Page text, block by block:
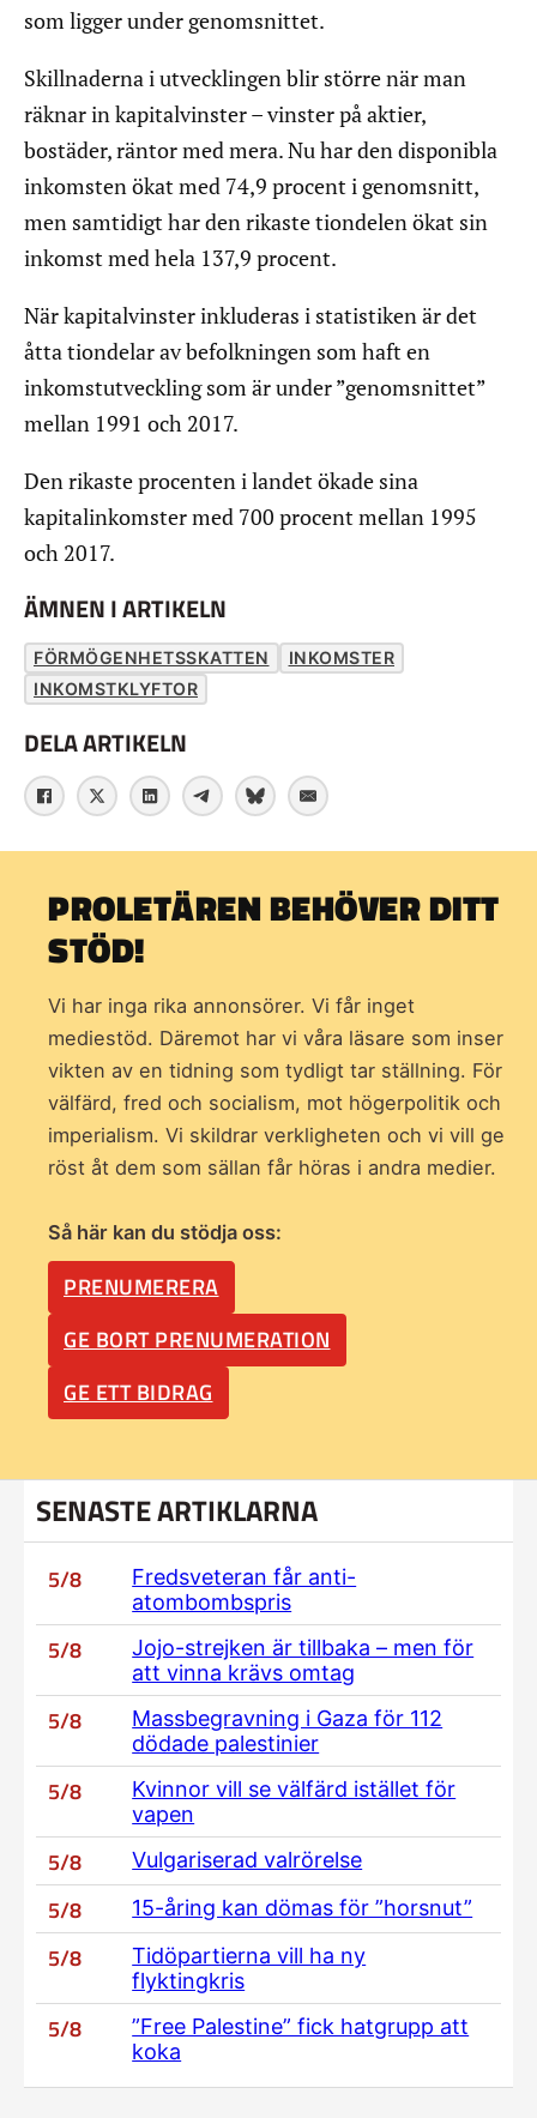
som ligger under genomsnittet.
Skillnaderna i utvecklingen blir större när man
räknar in kapitalvinster – vinster på aktier,
bostäder, räntor med mera. Nu har den disponibla
inkomsten ökat med 74,9 procent i genomsnitt,
men samtidigt har den rikaste tiondelen ökat sin
inkomst med hela 137,9 procent.
När kapitalvinster inkluderas i statistiken är det
åtta tiondelar av befolkningen som haft en
inkomstutveckling som är under ”genomsnittet”
mellan 1991 och 2017.
Den rikaste procenten i landet ökade sina
kapitalinkomster med 700 procent mellan 1995
och 2017.
ÄMNEN I ARTIKELN
FÖRMÖGENHETSSKATTEN
INKOMSTER
INKOMSTKLYFTOR
DELA ARTIKELN
PROLETÄREN BEHÖVER DITT
STÖD!
Vi har inga rika annonsörer. Vi får inget
mediestöd. Däremot har vi våra läsare som inser
vikten av en tidning som tydligt tar ställning. För
välfärd, fred och socialism, mot högerpolitik och
imperialism. Vi skildrar verkligheten och vi vill ge
röst åt dem som sällan får höras i andra medier.
Så här kan du stödja oss:
PRENUMERERA
GE BORT PRENUMERATION
GE ETT BIDRAG
SENASTE ARTIKLARNA
5/8
Fredsveteran får anti-
atombombspris
5/8
Jojo-strejken är tillbaka – men för
att vinna krävs omtag
5/8
Massbegravning i Gaza för 112
dödade palestinier
5/8
Kvinnor vill se välfärd istället för
vapen
5/8 Vulgariserad valrörelse
5/8 15-åring kan dömas för ”horsnut”
5/8
Tidöpartierna vill ha ny
flyktingkris
5/8
”Free Palestine” fick hatgrupp att
koka